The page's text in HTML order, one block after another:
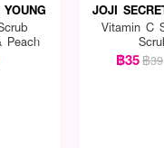
Peach
JOJI
Vitamin C
฿35฿39